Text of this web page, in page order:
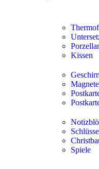
Kissen
Magnete
Spiele